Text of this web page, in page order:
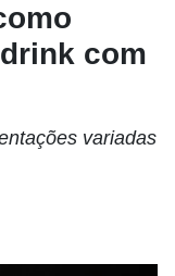
com
variadas